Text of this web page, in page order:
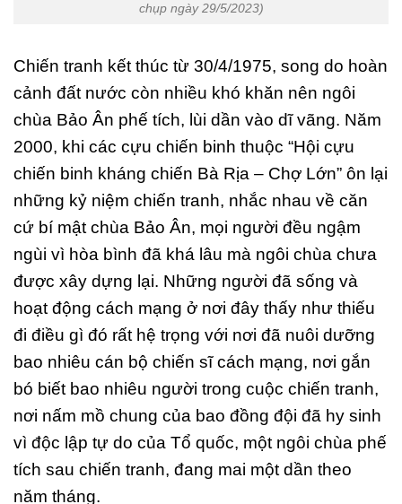
chụp ngày 29/5/2023)
Chiến tranh kết thúc từ 30/4/1975, song do hoàn
cảnh đất nước còn nhiều khó khăn nên ngôi
chùa Bảo Ân phế tích, lùi dần vào dĩ vãng. Năm
2000, khi các cựu chiến binh thuộc “Hội cựu
chiến binh kháng chiến Bà Rịa – Chợ Lớn” ôn lại
những kỷ niệm chiến tranh, nhắc nhau về căn
cứ bí mật chùa Bảo Ân, mọi người đều ngậm
ngùi vì hòa bình đã khá lâu mà ngôi chùa chưa
được xây dựng lại. Những người đã sống và
hoạt động cách mạng ở nơi đây thấy như thiếu
đi điều gì đó rất hệ trọng với nơi đã nuôi dưỡng
bao nhiêu cán bộ chiến sĩ cách mạng, nơi gắn
bó biết bao nhiêu người trong cuộc chiến tranh,
nơi nấm mồ chung của bao đồng đội đã hy sinh
vì độc lập tự do của Tổ quốc, một ngôi chùa phế
tích sau chiến tranh, đang mai một dần theo
năm tháng.